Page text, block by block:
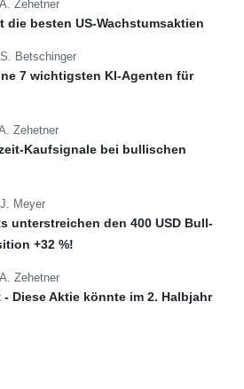
A. Zehetner
die besten US-Wachstumsaktien
S. Betschinger
7 wichtigsten KI-Agenten für
Zehetner
Kaufsignale bei bullischen
J. Meyer
unterstreichen den 400 USD Bull-
+32 %!
A. Zehetner
Diese Aktie könnte im 2. Halbjahr